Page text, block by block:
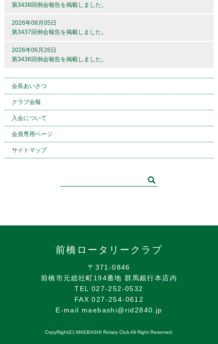
第3438回例会報告を掲載しました。
2026年08月05日
第3437回例会報告を掲載しました。
2026年06月26日
第3436回例会報告を掲載しました。
会長あいさつ
クラブ会報
入会について
会員専用ページ
サイトマップ
前橋ロータリークラブ
〒371-0846
前橋市元総社町194番地 群馬銀行本店内
TEL 027-252-0532
FAX 027-254-0612
E-mail maebashi@rid2840.jp
CopyRight(C) MAEBASHI Rotary Club All Right Reserved.